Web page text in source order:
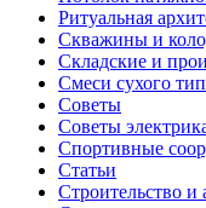
Ритуальная
Скважины и
Складские и
Смеси сухого
Советы
Советы
Спортивные
Статьи
Строительство и